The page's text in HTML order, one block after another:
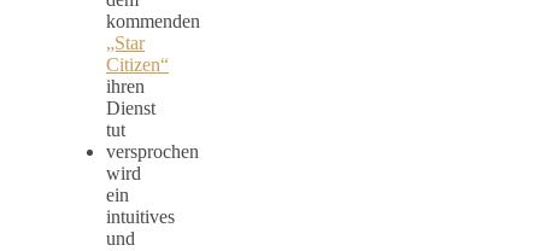
kommenden
„Star
Citizen“
ihren
Dienst
tut
versprochen
wird
ein
intuitives
und